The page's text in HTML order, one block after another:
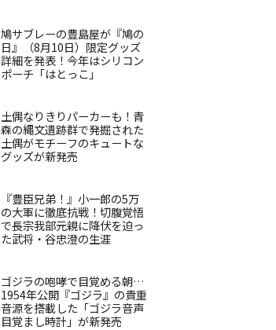
鳩サブレーの豊島屋が『鳩の
日』（8月10日）限定グッズ
詳細を発表！今年はシリコン
ポーチ「はとっこ」
土偶なりきりパーカーも！青
森の縄文遺跡群で発掘された
土偶がモチーフのキュートな
グッズが新発売
『豊臣兄弟！』小一郎の5万
の大軍に徹底抗戦！切腹覚悟
で長宗我部元親に降伏を迫っ
た武将・谷忠澄の生涯
ゴジラの咆哮で目覚める朝…
1954年公開『ゴジラ』の貴重
音源を搭載した「ゴジラ音声
目覚まし時計」が新発売